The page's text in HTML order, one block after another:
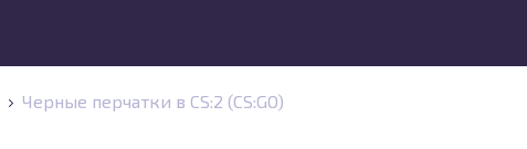
Черные перчатки в CS:2 (CS:GO)